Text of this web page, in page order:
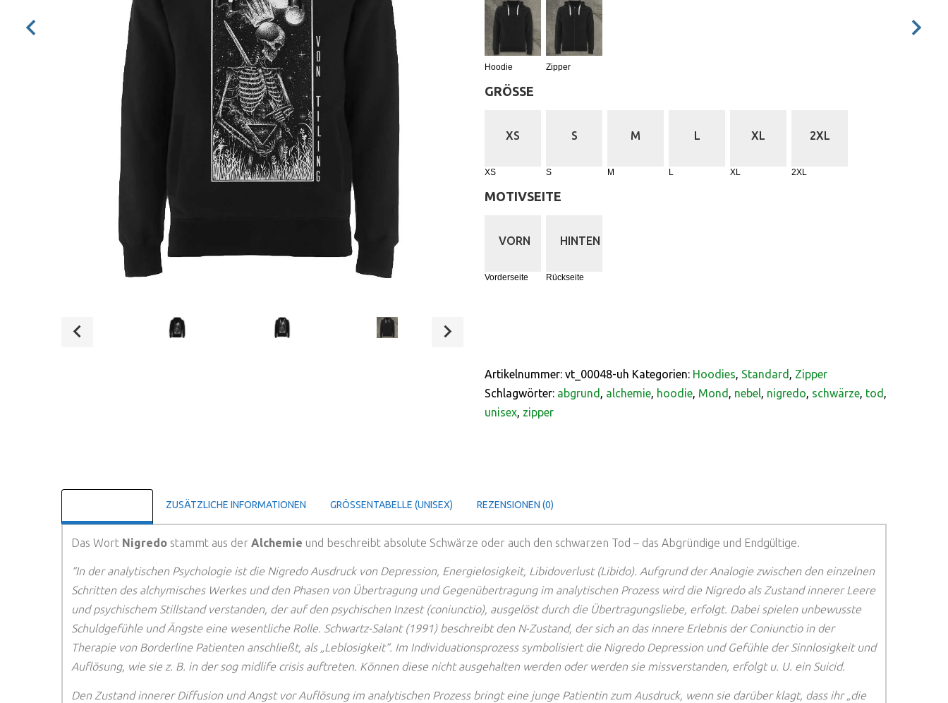
Hoodie Zipper
GRÖSSE
XS
XS
S
S
M
M
L
L
XL
XL
2XL
2XL
MOTIVSEITE
VORN
Vorderseite
HINTEN
Rückseite
Artikelnummer: vt_00048-uh Kategorien: Hoodies Standard
Zipper
Schlagwörter: abgrund alchemie hoodie Mond nebel nigredo schwärze tod
unisex zipper
ZUSÄTZLICHE INFORMATIONEN GRÖSSENTABELLE (UNISEX) REZENSIONEN (0)
Das Wort Nigredo stammt aus der Alchemie und beschreibt absolute Schwärze oder auch den schwarzen Tod – das Abgründige und Endgültige.
“In der analytischen Psychologie ist die Nigredo Ausdruck von Depression, Energielosigkeit, Libidoverlust (Libido). Aufgrund der Analogie zwischen den einzelnen
Schritten des alchymisches Werkes und den Phasen von Übertragung und Gegenübertragung im analytischen Prozess wird die Nigredo als Zustand innerer Leere
und psychischem Stillstand verstanden, der auf den psychischen Inzest (coniunctio), ausgelöst durch die Übertragungsliebe, erfolgt. Dabei spielen unbewusste
Schuldgefühle und Ängste eine wesentliche Rolle. Schwartz-Salant (1991) beschreibt den N-Zustand, der sich an das innere Erlebnis der Coniunctio in der
Therapie von Borderline Patienten anschließt, als „Leblosigkeit“. Im Individuationsprozess symbolisiert die Nigredo Depression und Gefühle der Sinnlosigkeit und
Auflösung, wie sie z. B. in der sog midlife crisis auftreten. Können diese nicht ausgehalten werden oder werden sie missverstanden, erfolgt u. U. ein Suicid.
Den Zustand innerer Diffusion und Angst vor Auflösung im analytischen Prozess bringt eine junge Patientin zum Ausdruck, wenn sie darüber klagt, dass ihr „die